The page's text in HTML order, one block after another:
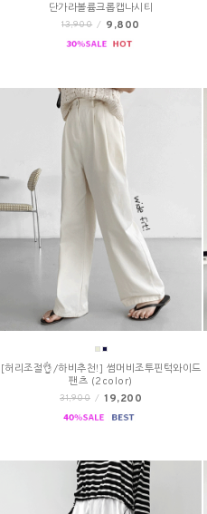
단가라볼륨크롭캡나시티
13,900 / 9,800
[허리조절👌/하비추천!] 썸머비조투핀턱와이드
팬츠 (2color)
31,900 / 19,200